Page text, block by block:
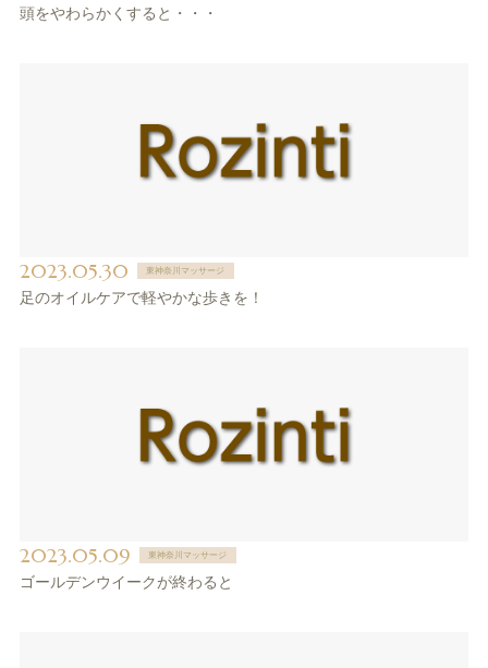
頭をやわらかくすると・・・
2023.05.30 東神奈川マッサージ
足のオイルケアで軽やかな歩きを！
2023.05.09 東神奈川マッサージ
ゴールデンウイークが終わると